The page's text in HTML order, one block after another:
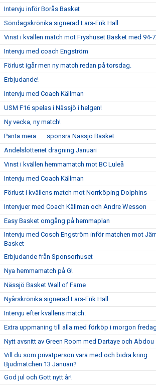
Intervju inför Borås Basket
Söndagskrönika signerad Lars-Erik Hall
Vinst i kvällen match mot Fryshuset Basket med 94-
Intervju med coach Engström
Förlust igår men ny match redan på torsdag.
Erbjudande!
Intervju med Coach Källman
USM F16 spelas i Nässjö i helgen!
Ny vecka, ny match!
Panta mera…… sponsra Nässjö Basket
Andelslotteriet dragning Januari
Vinst i kvällen hemmamatch mot BC Luleå
Intervju med Coach Källman
Förlust i kvällens match mot Norrköping Dolphins
Intervjuer med Coach Källman och Andre Wesson
Easy Basket omgång på hemmaplan
Intervju med Cosch Engström inför matchen mot
Basket
Erbjudande från Sponsorhuset
Nya hemmamatch på G!
Nässjö Basket Wall of Fame
Nyårskrönika signerad Lars-Erik Hall
Intervju efter kvällens match.
Extra uppmaning till alla med förköp i morgon fredag.
Nytt avsnitt av Green Room med Dartaye och Abdou
Vill du som privatperson vara med och bidra kring
Bjudmatchen 13 Januari?
God jul och Gott nytt år!